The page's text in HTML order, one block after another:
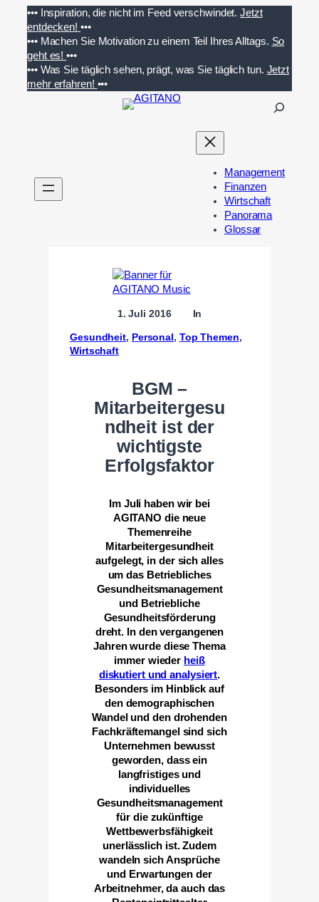
Inhalt
springen
••• Inspiration, die nicht im Feed verschwindet. Jetzt
entdecken! •••
••• Machen Sie Motivation zu einem Teil Ihres Alltags. So
geht es!•••
••• Was Sie täglich sehen, prägt, was Sie täglich tun. Jetzt
mehr erfahren! •••
n
Management
Finanzen
Wirtschaft
Panorama
Glossar
1. Juli 2016 In
Gesundheit, Personal, Top Themen
Wirtschaft
BGM –
Mitarbeitergesu
ndheit ist der
wichtigste
Erfolgsfaktor
Im Juli haben wir bei
AGITANO die neue
Themenreihe
Mitarbeitergesundheit
aufgelegt, in der sich alles
um das Betriebliches
Gesundheitsmanagement
und Betriebliche
Gesundheitsförderung
dreht. In den vergangenen
Jahren wurde diese Thema
immer wieder heiß
diskutiert und analysiert.
Besonders im Hinblick auf
den demographischen
Wandel und den drohenden
Fachkräftemangel sind sich
Unternehmen bewusst
geworden, dass ein
langfristiges und
individuelles
Gesundheitsmanagement
für die zukünftige
Wettbewerbsfähigkeit
unerlässlich ist. Zudem
wandeln sich Ansprüche
und Erwartungen der
Arbeitnehmer, da auch das